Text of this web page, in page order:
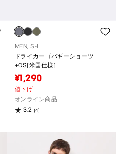
MEN, S-L
ドライカーゴバギーショーツ
+OS(米国仕様)
¥1,290
値下げ
オンライン商品
3.2 (4)